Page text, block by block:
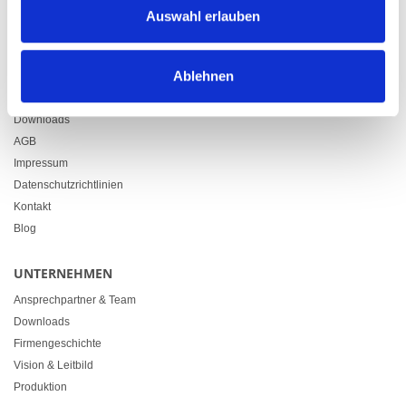
Auswahl erlauben
Ablehnen
info@heimgartner.com
Downloads
AGB
Impressum
Datenschutzrichtlinien
Kontakt
Blog
UNTERNEHMEN
Ansprechpartner & Team
Downloads
Firmengeschichte
Vision & Leitbild
Produktion